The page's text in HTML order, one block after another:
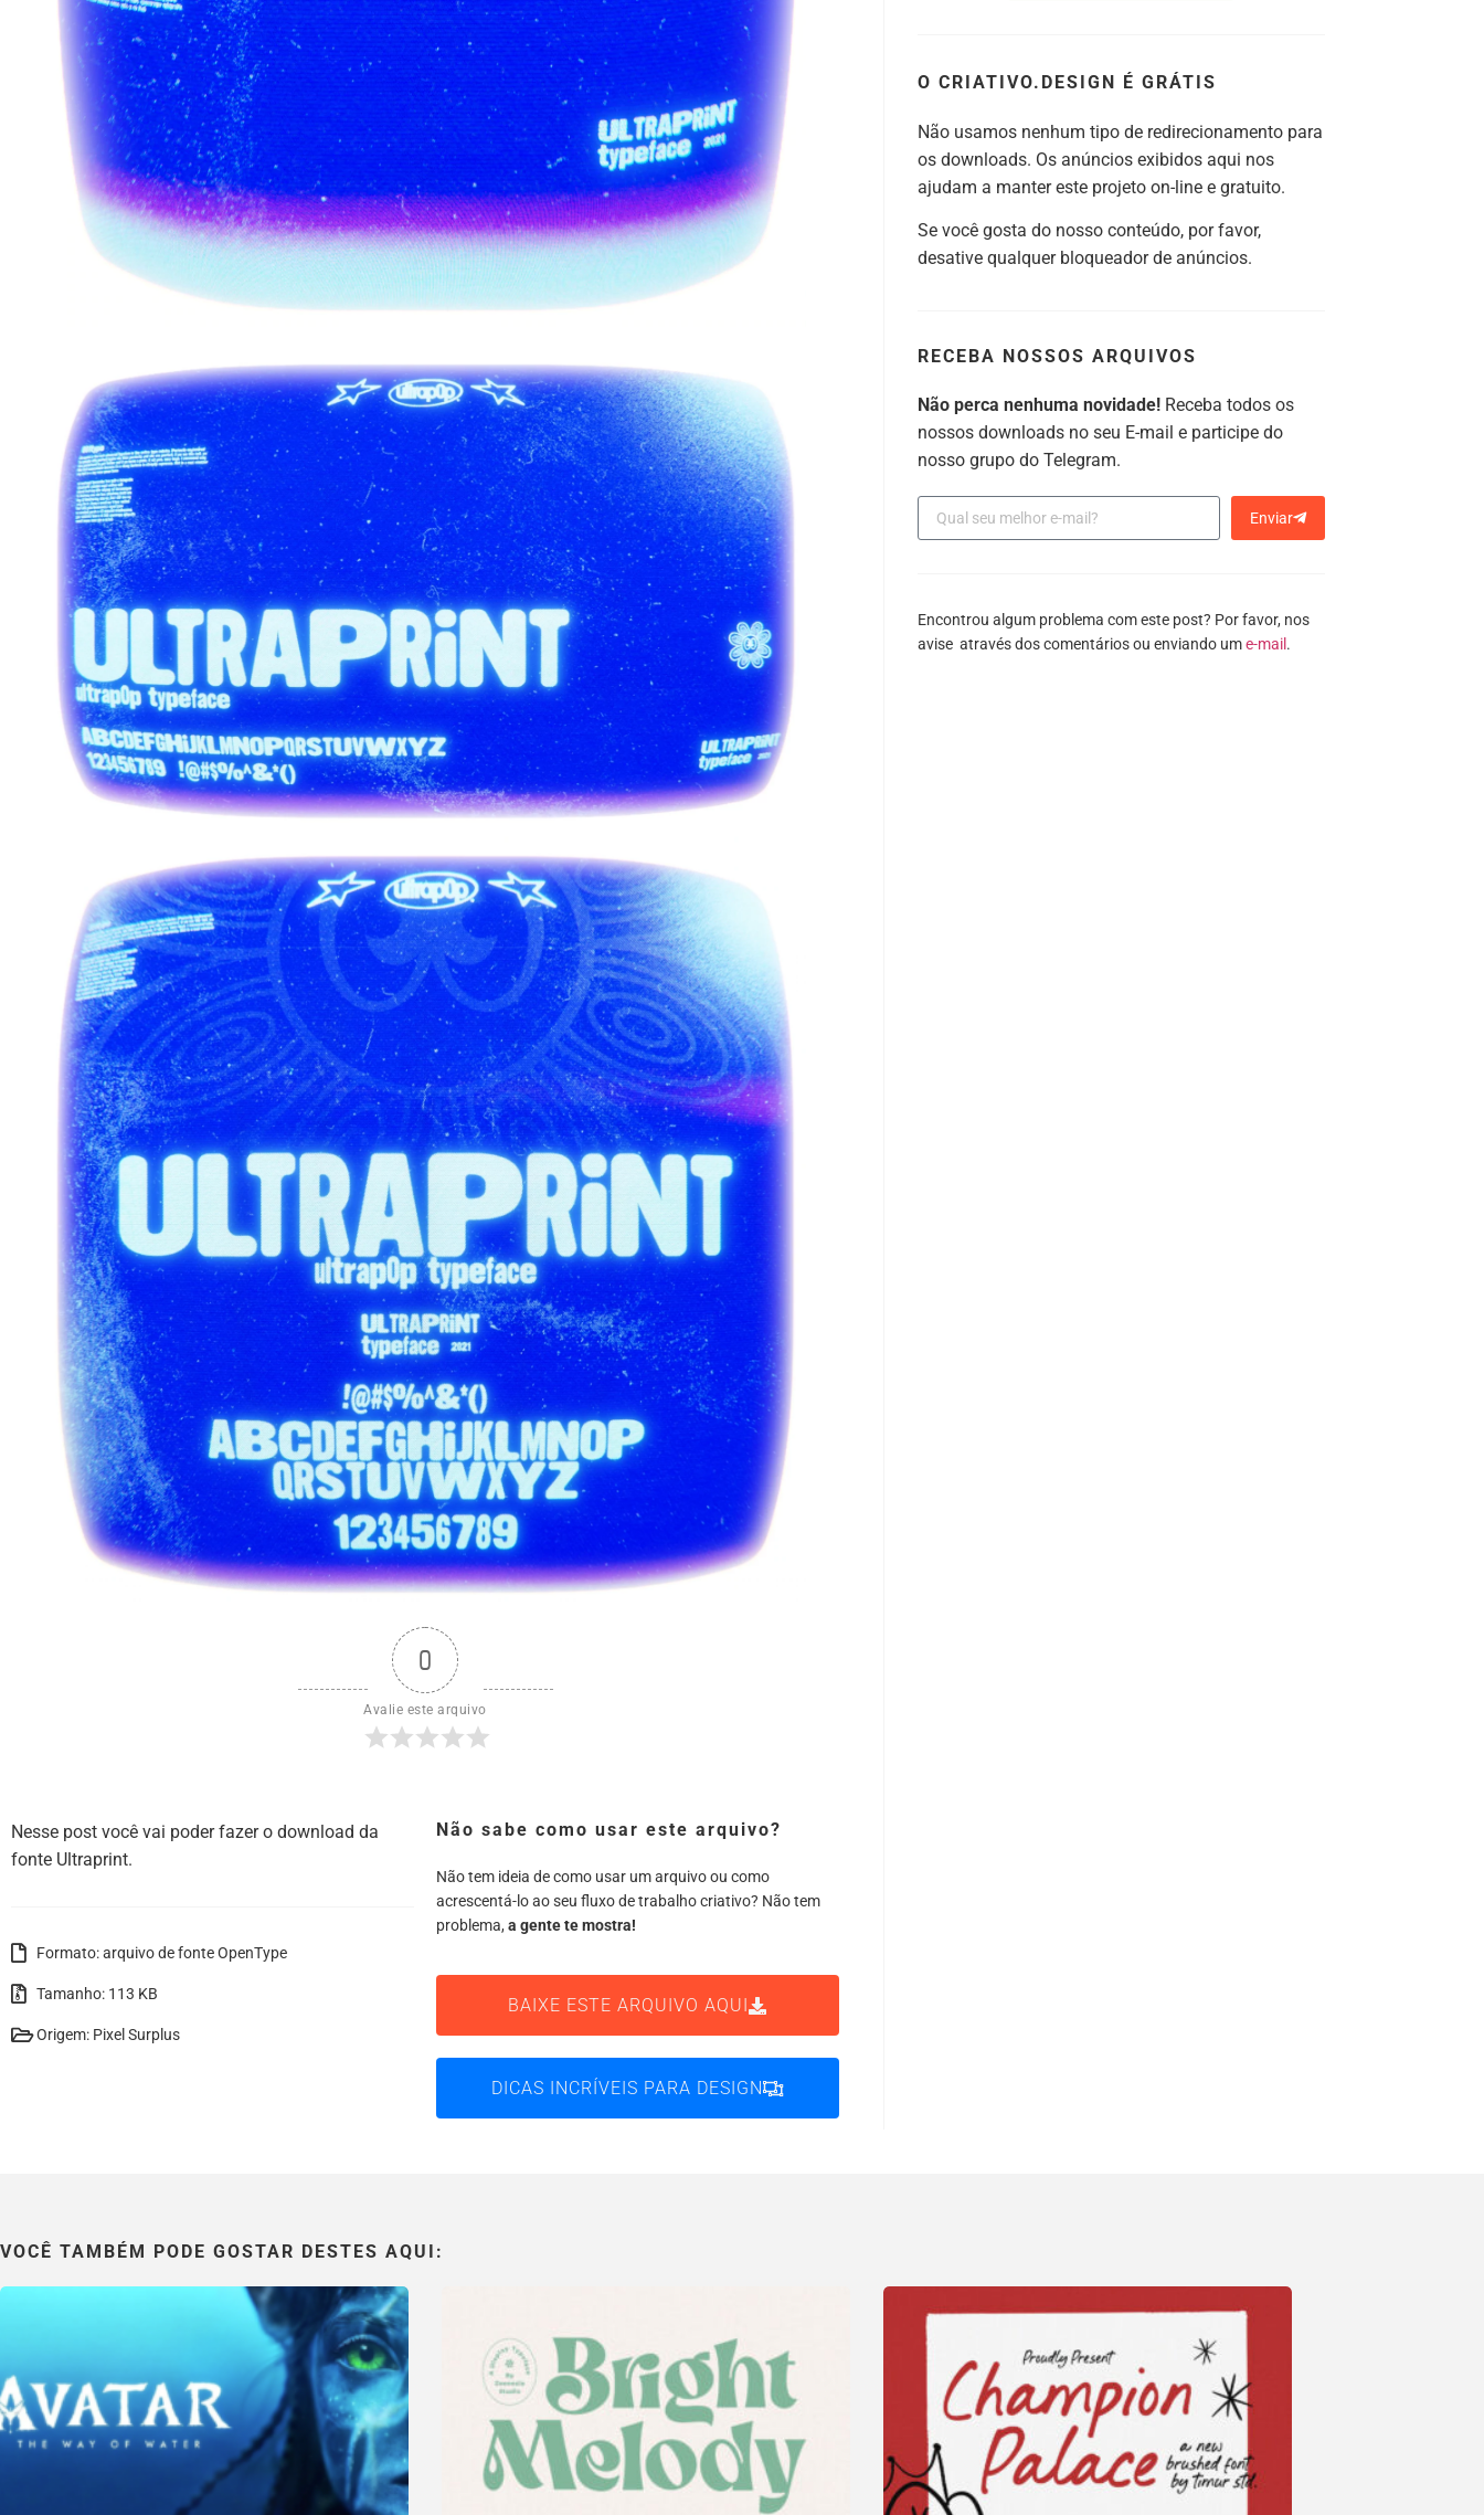
0
Avalie este arquivo
Nesse post você vai poder fazer o download da
fonte Ultraprint.
Formato: arquivo de fonte OpenType
Tamanho: 113 KB
Origem: Pixel Surplus
Não sabe como usar este arquivo?
Não tem ideia de como usar um arquivo ou como
acrescentá-lo ao seu fluxo de trabalho criativo? Não tem
problema, a gente te mostra!
BAIXE ESTE ARQUIVO AQUI
DICAS INCRÍVEIS PARA DESIGN
O CRIATIVO.DESIGN É GRÁTIS
Não usamos nenhum tipo de redirecionamento para
os downloads. Os anúncios exibidos aqui nos
ajudam a manter este projeto on-line e gratuito.
Se você gosta do nosso conteúdo, por favor,
desative qualquer bloqueador de anúncios.
RECEBA NOSSOS ARQUIVOS
Não perca nenhuma novidade!Receba todos os
nossos downloads no seu E-mail e participe do
nosso grupo do Telegram.
Enviar
Encontrou algum problema com este post? Por favor, nos
avise através dos comentários ou enviando ume-mail .
VOCÊ TAMBÉM PODE GOSTAR DESTES AQUI: